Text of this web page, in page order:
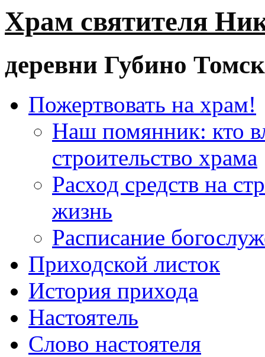
Храм святителя
деревни Губино
Пожертвовать на храм!
Наш помянник: кто
строительство храма
Расход средств на
жизнь
Расписание
Приходской листок
История прихода
Настоятель
Слово настоятеля